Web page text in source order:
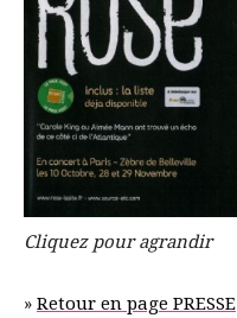
Cliquez pour agrandir
» Retour en page PRESSE